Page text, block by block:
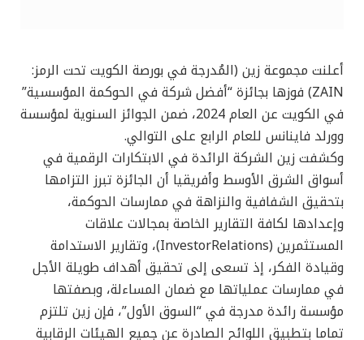
أعلنت مجموعة زين (المُدرجة في بورصة الكويت تحت الرمز:
ZAIN) فوزها بجائزة “أفضل شركة في الحوكمة المؤسسية”
في الكويت عن العام 2024، ضمن الجوائز السنوية لمؤسسة
وورلد فاينانس للعام الرابع على التوالي.
وكشفت زين الشركة الرائدة في الابتكارات الرقمية في
أسواق الشرق الأوسط وأفريقيا أن الجائزة تبرز التزامها
بتحقيق الشفافية والنزاهة في ممارسات الحوكمة،
وإعدادها لكافة التقارير الخاصة بمجالات علاقات
المستثمرين (InvestorRelations)، وتقارير الاستدامة
وقيادة الفكر، إذ تسعى إلى تحقيق أهداف طويلة الأجل
في ممارسات عملياتها مع ضمان المساءلة، وبصفتها
مؤسسة رائدة مدرجة في “السوق الأول”، فإن زين تلتزم
تماما بتطبيق اللوائح الصادرة عن جميع الهيئات الرقابية